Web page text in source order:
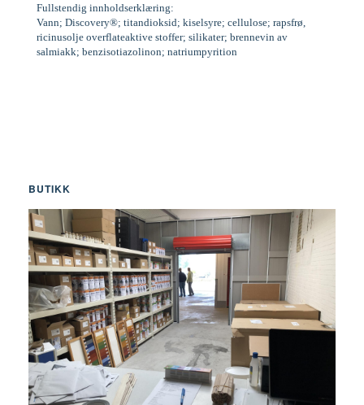
Fullstendig innholdserklæring:
Vann; Discovery®; titandioksid; kiselsyre; cellulose; rapsfrø,
ricinusolje overflateaktive stoffer; silikater; brennevin av
salmiakk; benzisotiazolinon; natriumpyrition
BUTIKK